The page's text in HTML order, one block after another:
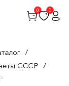
0 0
/
СССР /